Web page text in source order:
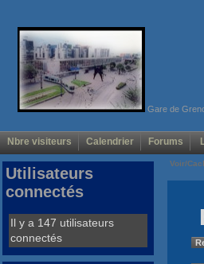
Gare de
Nbre visiteurs Calendrier Forums
Voir/
Utilisateurs
connectés
Il y a 147 utilisateurs
connectés